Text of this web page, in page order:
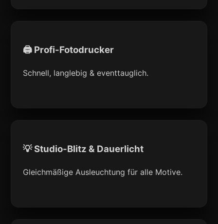
🖨 Profi-Fotodrucker
Schnell, langlebig & eventtauglich.
💡 Studio-Blitz & Dauerlicht
Gleichmäßige Ausleuchtung für alle Motive.